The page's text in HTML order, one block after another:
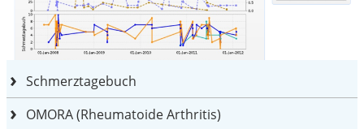
Schmerztagebuch
OMORA (Rheumatoide Arthritis)